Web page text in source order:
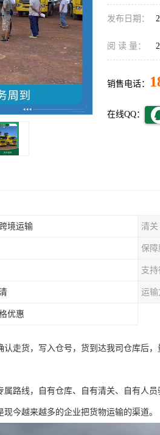
发布日期：
阅 读 量：
销售电话：
在线QQ：
境运输 清关
保障
支持
运输
优惠
认走货，写入仓号，货到达我司仓库后
属路线，自有仓库、自有清关、自有人
今越来越多的企业把货物运输的渠道。